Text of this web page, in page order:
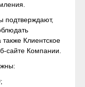
подтверждают,
Клиентское
сайте Компании.